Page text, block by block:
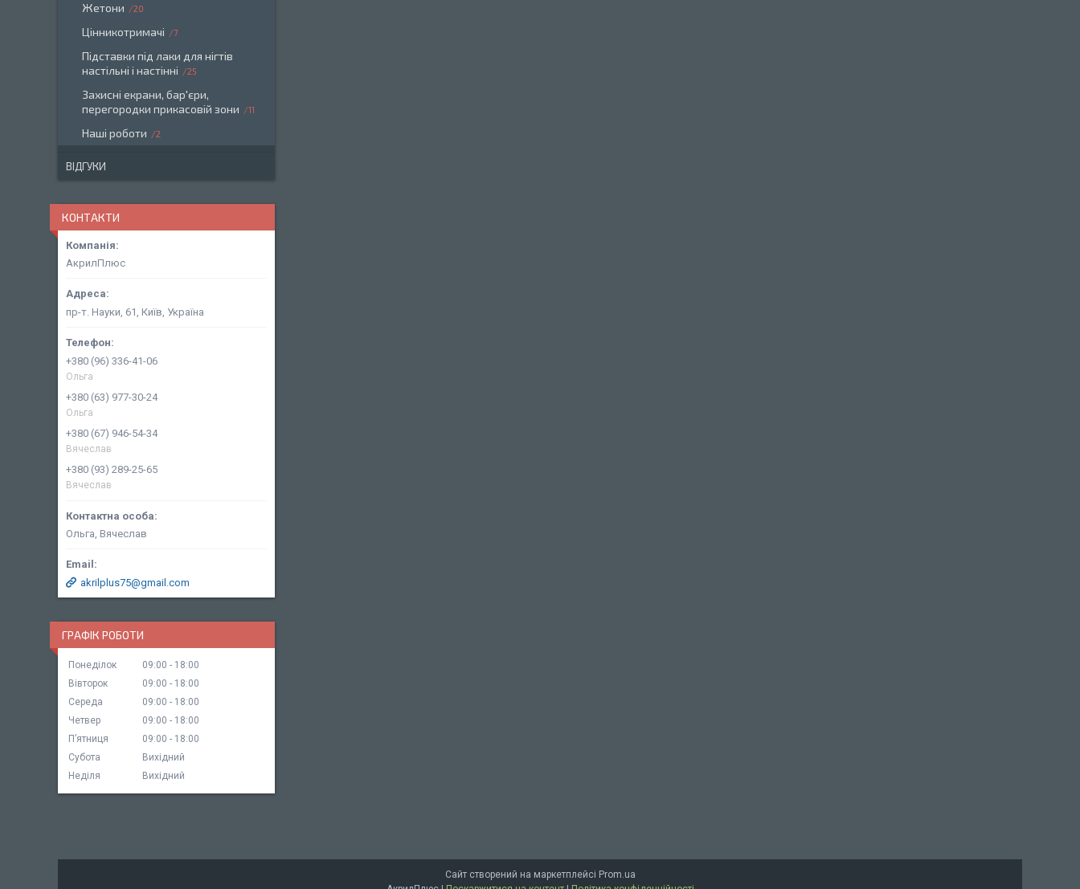
Жетони 20
Цінникотримачі 7
Підставки під лаки для нігтів
настільні і настінні
25
Захисні екрани, бар'єри,
перегородки прикасовій зони
11
Наші роботи 2
ВІДГУКИ
КОНТАКТИ
АкрилПлюс
пр-т. Науки, 61, Київ, Україна
+380 (96) 336-41-06
Ольга
+380 (63) 977-30-24
Ольга
+380 (67) 946-54-34
Вячеслав
+380 (93) 289-25-65
Вячеслав
Ольга, Вячеслав
akrilplus75@gmail.com
ГРАФІК РОБОТИ
Понеділок 09:00
18:00
Вівторок
09:00
18:00
Середа
09:00
18:00
Четвер
09:00
18:00
Пʼятниця
09:00
18:00
Субота
Вихідний
Неділя
Вихідний
Сайт створений на маркетплейсі Prom.ua